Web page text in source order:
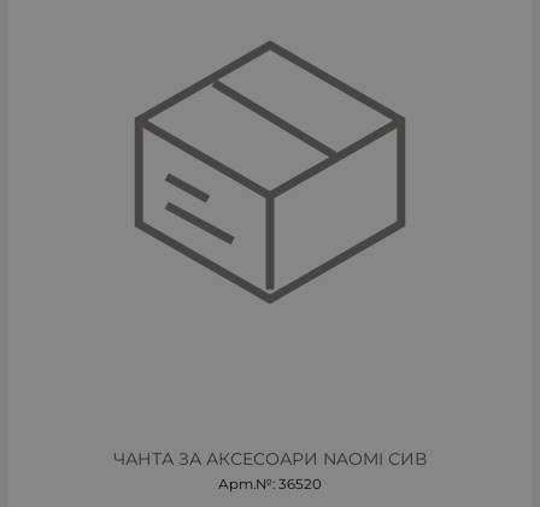
ЧАНТА ЗА АКСЕСОАРИ NAOMI СИВ
Арт.№: 36520